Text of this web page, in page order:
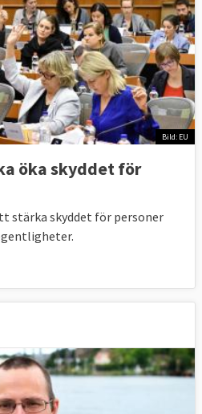
Bild: EU
öka skyddet för
stärka skyddet för personer